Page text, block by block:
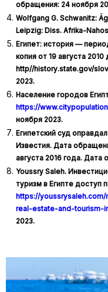
обращения: 24 ноября
Wolfgang G. Schwanitz:
Leipzig: Diss. Afrika-
Египет: история —
копия от 19 августа
http//history.state.gov/
2023.
Население городов
https://
ноября 2023.
Египетский суд
Известия. Дата
августа 2016 года. Дата
Youssry Saleh.
туризм в Египте доступ
https://
real-estate-and-tourism-
2023.